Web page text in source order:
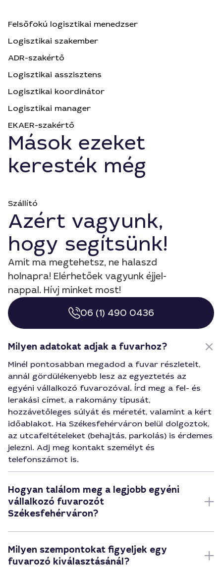
Felsőfokú logisztikai menedzser
Logisztikai szakember
ADR-szakértő
Logisztikai asszisztens
Logisztikai koordinátor
Logisztikai manager
EKAER-szakértő
Mások ezeket
keresték még
Szállító
Azért vagyunk,
hogy segítsünk!
Amit ma megtehetsz, ne halaszd
holnapra! Elérhetőek vagyunk éjjel-
nappal. Hívj minket most!
06 (1) 490 0436
Milyen adatokat adjak a fuvarhoz?
Minél pontosabban megadod a fuvar részleteit,
annál gördülékenyebb lesz az egyeztetés az
egyéni vállalkozó fuvarozóval. Írd meg a fel- és
lerakási címet, a rakomány típusát,
hozzávetőleges súlyát és méretét, valamint a kért
időablakot. Ha Székesfehérváron belül dolgoztok,
az utcafeltételeket (behajtás, parkolás) is érdemes
jelezni. Adj meg kontakt személyt és
telefonszámot is.
Hogyan találom meg a legjobb egyéni
vállalkozó fuvarozót
Székesfehérváron?
Milyen szempontokat figyeljek egy
fuvarozó kiválasztásánál?